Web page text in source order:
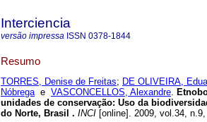
Interciencia
versão impressa ISSN 0378-1844
Resumo
TORRES, Denise de Freitas; DE OLIVEIRA,
Nóbregae VASCONCELLOS, Alexandre.
unidades de conservação: Uso da
do Norte, Brasil . INCI [online]. 2009, vol.34,